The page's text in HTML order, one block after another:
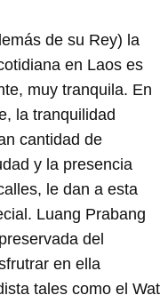
de su Rey) la
en Laos es
muy tranquila. En
la tranquilidad
cantidad de
y la presencia
le dan a esta
Luang Prabang
del
en ella
tales como el Wat